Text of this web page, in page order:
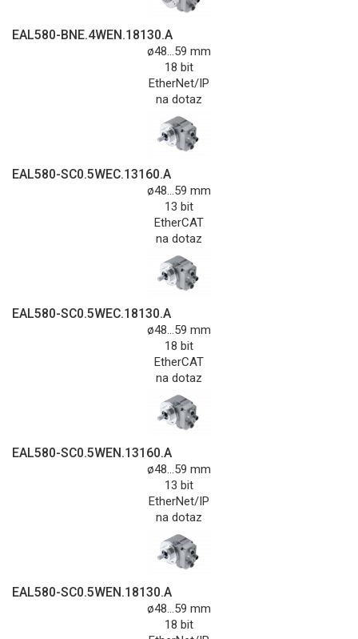
EAL580-BNE.4WEN.18130.A
ø48...59 mm
18 bit
EtherNet/IP
na dotaz
EAL580-SC0.5WEC.13160.A
ø48...59 mm
13 bit
EtherCAT
na dotaz
EAL580-SC0.5WEC.18130.A
ø48...59 mm
18 bit
EtherCAT
na dotaz
EAL580-SC0.5WEN.13160.A
ø48...59 mm
13 bit
EtherNet/IP
na dotaz
EAL580-SC0.5WEN.18130.A
ø48...59 mm
18 bit